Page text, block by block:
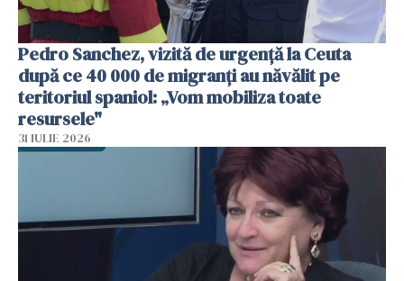
Pedro Sanchez, vizită de urgență la Ceuta
după ce 40 000 de migranți au năvălit pe
teritoriul spaniol: „Vom mobiliza toate
resursele"
31 IULIE 2026